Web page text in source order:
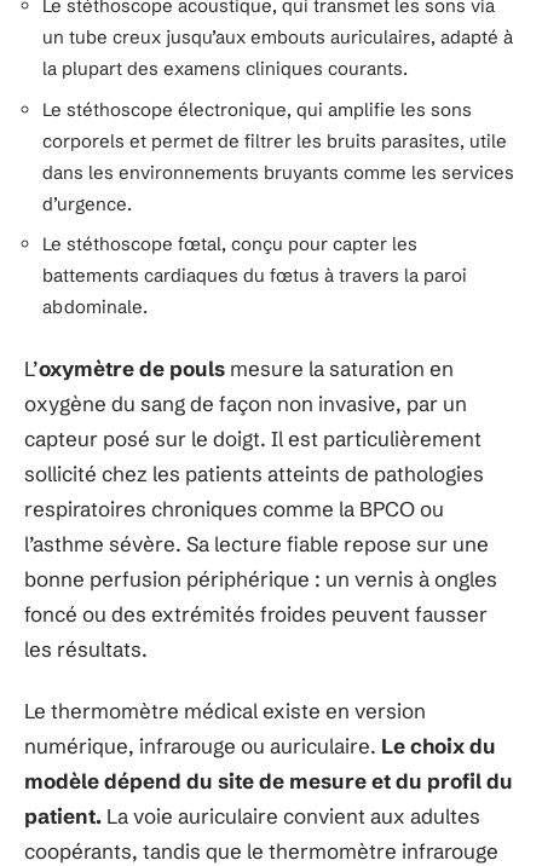
Le stéthoscope acoustique, qui transmet les sons via
un tube creux jusqu’aux embouts auriculaires, adapté à
la plupart des examens cliniques courants.
Le stéthoscope électronique, qui amplifie les sons
corporels et permet de filtrer les bruits parasites, utile
dans les environnements bruyants comme les services
d’urgence.
Le stéthoscope fœtal, conçu pour capter les
battements cardiaques du fœtus à travers la paroi
abdominale.
L’oxymètre de pouls mesure la saturation en
oxygène du sang de façon non invasive, par un
capteur posé sur le doigt. Il est particulièrement
sollicité chez les patients atteints de pathologies
respiratoires chroniques comme la BPCO ou
l’asthme sévère. Sa lecture fiable repose sur une
bonne perfusion périphérique : un vernis à ongles
foncé ou des extrémités froides peuvent fausser
les résultats.
Le thermomètre médical existe en version
numérique, infrarouge ou auriculaire. Le choix du
modèle dépend du site de mesure et du profil du
patient. La voie auriculaire convient aux adultes
coopérants, tandis que le thermomètre infrarouge